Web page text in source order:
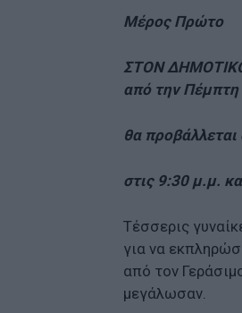
Μέρος Πρώτο
ΣΤΟΝ
από την Πέμπτη
θα προβάλλεται
στις 9:30 μ.μ.
Τέσσερις
για να
από τον
μεγάλωσαν.